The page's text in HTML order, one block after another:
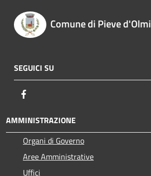
Comune di Pieve d'Olmi
SEGUICI SU
AMMINISTRAZIONE
Organi di Governo
Aree Amministrative
Uffici